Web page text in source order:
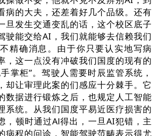
病的大夫，还差着好几个品级。还有
旦发生交通变乱的话，这个校区底子
驶能交给AI，我们就能够去信赖我们
精确消息。由于你只要认实地写病
，这一点没有冲破我们国度的现有的
掌柜”。驾驶人需要时辰监管系统，
却让审理此案的们感应十分棘手。它
数据进行锻炼之后，也规定人工智能
系统。从我们国度平易近医疗损害的
，顿时通过Al得出，一旦AI犯错，主
病程的问诊，智能驾驶范畴表示得尤